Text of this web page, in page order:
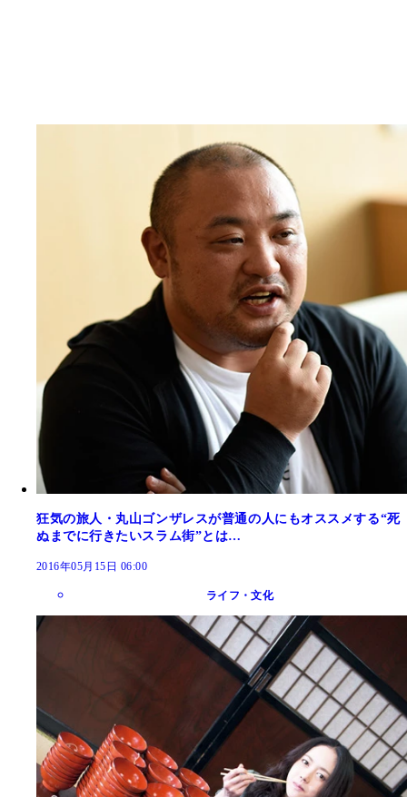
狂気の旅人・丸山ゴンザレスが普通の人にもオススメする“死
ぬまでに行きたいスラム街”とは…
2016年05月15日 06:00
ライフ・文化